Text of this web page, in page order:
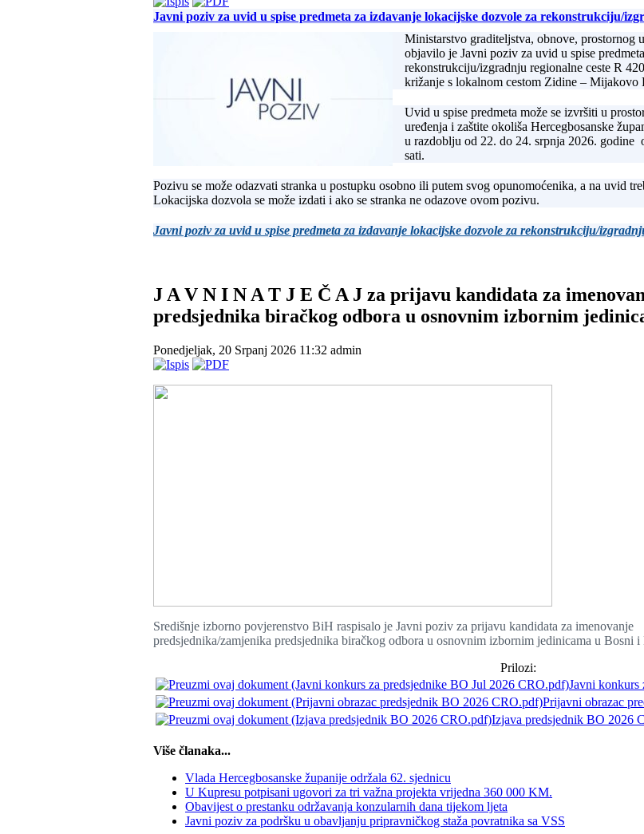
Javni poziv za uvid u spise predmeta za izdavanje lokacijske dozvole za rekonstrukciju/
Ministarstvo graditeljstva, obnove, prostornog
objavilo je Javni poziv za uvid u spise
rekonstrukciju/izgradnju regionalne ceste R
križanje s lokalnom cestom Zidine –
Uvid u spise predmeta može se izvršiti u
uređenja i zaštite okoliša Hercegbosanske
u razdoblju od 22. do 24. srpnja 2026. godine
sati.
Pozivu se može odazvati stranka u postupku osobno ili putem svog opunomoćenika, a na uvid
Lokacijska dozvola se može izdati i ako se stranka ne odazove ovom pozivu.
Javni poziv za uvid u spise predmeta za izdavanje lokacijske dozvole za rekonstrukciju/
J A V N I N A T J E Č A J za prijavu kandidata za
predsjednika biračkog odbora u osnovnim izbornim
Ponedjeljak, 20 Srpanj 2026 11:32 admin
Središnje izborno povjerenstvo BiH raspisalo je Javni poziv za prijavu kandidata za imenovanje
predsjednika/zamjenika predsjednika biračkog odbora u osnovnim izbornim jedinicama u Bosni
Prilozi:
Javni konkurs
Prijavni obrazac
Izjava predsjednik BO 2026
Više članaka...
Vlada Hercegbosanske županije održala 62. sjednicu
U Kupresu potpisani ugovori za tri važna projekta vrijedna 360 000 KM.
Obavijest o prestanku održavanja konzularnih dana tijekom ljeta
Javni poziv za podršku u obavljanju pripravničkog staža povratnika sa VSS